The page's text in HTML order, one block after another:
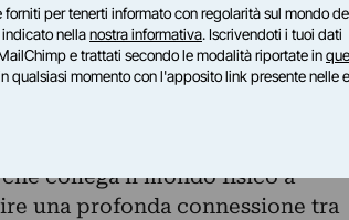
realizza è indissolubile così
di culture ed esperienze che gli
open air. La sua ricerca
e interrogativi travestiti da
collega il mondo fisico a
una profonda connessione tra
per tenerti informato con regolarità sul mondo
nellanostra informativa. Iscrivendoti i tuoi dati
e trattati secondo le modalità riportate in
qualsiasi momento con l'apposito link presente nelle